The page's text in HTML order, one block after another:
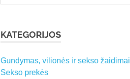
KATEGORIJOS
Gundymas, vilionės ir sekso žaidimai
Sekso prekės